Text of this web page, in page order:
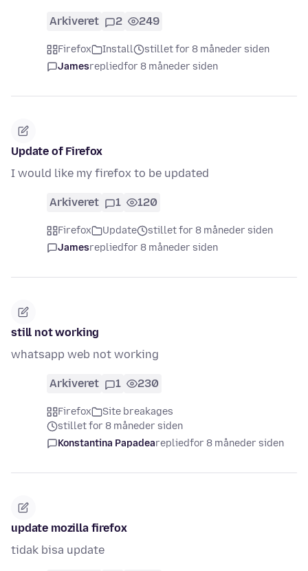
Arkiveret 2 249
Firefox Install
stillet for 8 måneder siden
Jamesrepliedfor 8 måneder siden
Update of Firefox
I would like my firefox to be updated
Arkiveret 1 120
Firefox Update
stillet for 8 måneder siden
Jamesrepliedfor 8 måneder siden
still not working
whatsapp web not working
Arkiveret 1 230
Firefox
Site breakages
stillet for 8 måneder siden
Konstantina Papadearepliedfor 8 måneder siden
update mozilla firefox
tidak bisa update